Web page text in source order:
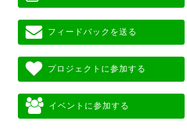
フィードバックを送る
プロジェクトに参加する
イベントに参加する